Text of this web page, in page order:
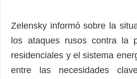
Zelensky informó sobre la
los ataques rusos contra la
residenciales y el sistema
entre las necesidades